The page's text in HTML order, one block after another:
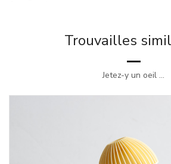
Trouvailles
Jetez-y un oeil ...